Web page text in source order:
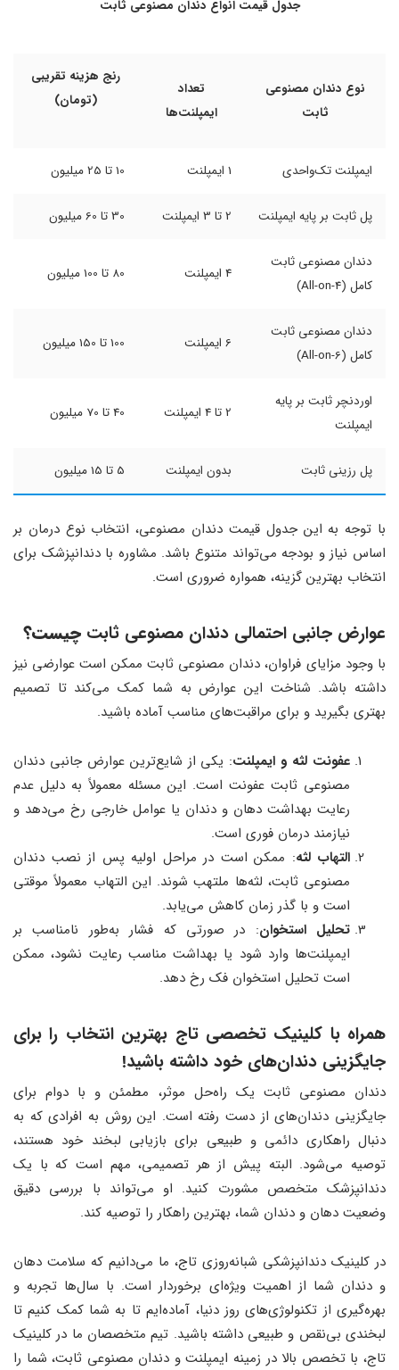
جدول قیمت انواع دندان مصنوعی ثابت
نوع دندان مصنوعی
ثابت
تعداد
ایمپلنت‌ها
رنج هزینه تقریبی
(تومان)
ایمپلنت تک‌واحدی 1 ایمپلنت 10 تا 25 میلیون
پل ثابت بر پایه ایمپلنت 2 تا 3 ایمپلنت 30 تا 60 میلیون
دندان مصنوعی ثابت
کامل (All-on-4)
4 ایمپلنت 80 تا 100 میلیون
دندان مصنوعی ثابت
کامل (All-on-6)
6 ایمپلنت 100 تا 150 میلیون
اوردنچر ثابت بر پایه
ایمپلنت
2 تا 4 ایمپلنت 40 تا 70 میلیون
پل رزینی ثابت بدون ایمپلنت 5 تا 15 میلیون
با توجه به این جدول قیمت دندان مصنوعی، انتخاب نوع درمان بر
اساس نیاز و بودجه می‌تواند متنوع باشد. مشاوره با دندانپزشک برای
انتخاب بهترین گزینه، همواره ضروری است.
عوارض جانبی احتمالی دندان مصنوعی ثابت چیست؟
با وجود مزایای فراوان، دندان مصنوعی ثابت ممکن است عوارضی نیز
داشته باشد. شناخت این عوارض به شما کمک می‌کند تا تصمیم
بهتری بگیرید و برای مراقبت‌های مناسب آماده باشید.
عفونت لثه و ایمپلنت: یکی از شایع‌ترین عوارض جانبی دندان
مصنوعی ثابت عفونت است. این مسئله معمولاً به دلیل عدم
رعایت بهداشت دهان و دندان یا عوامل خارجی رخ می‌دهد و
نیازمند درمان فوری است.
التهاب لثه: ممکن است در مراحل اولیه پس از نصب دندان
مصنوعی ثابت، لثه‌ها ملتهب شوند. این التهاب معمولاً موقتی
است و با گذر زمان کاهش می‌یابد.
تحلیل استخوان: در صورتی که فشار به‌طور نامناسب بر
ایمپلنت‌ها وارد شود یا بهداشت مناسب رعایت نشود، ممکن
است تحلیل استخوان فک رخ دهد.
همراه با کلینیک تخصصی تاج بهترین انتخاب را برای
جایگزینی دندان‌های خود داشته باشید!
دندان مصنوعی ثابت یک راه‌حل موثر، مطمئن و با دوام برای
جایگزینی دندان‌های از دست رفته است. این روش به افرادی که به
دنبال راهکاری دائمی و طبیعی برای بازیابی لبخند خود هستند،
توصیه می‌شود. البته پیش از هر تصمیمی، مهم است که با یک
دندانپزشک متخصص مشورت کنید. او می‌تواند با بررسی دقیق
وضعیت دهان و دندان شما، بهترین راهکار را توصیه کند.
در کلینیک دندانپزشکی شبانه‌روزی تاج، ما می‌دانیم که سلامت دهان
و دندان شما از اهمیت ویژه‌ای برخوردار است. با سال‌ها تجربه و
بهره‌گیری از تکنولوژی‌های روز دنیا، آماده‌ایم تا به شما کمک کنیم تا
لبخندی بی‌نقص و طبیعی داشته باشید. تیم متخصصان ما در کلینیک
تاج، با تخصص بالا در زمینه ایمپلنت و دندان مصنوعی ثابت، شما را